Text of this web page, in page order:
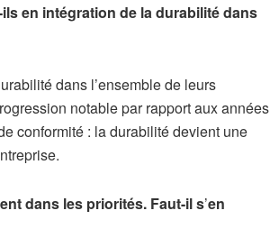
en intégration de la durabilité dans
dans l’ensemble de leurs
notable par rapport aux années
conformité : la durabilité devient une
dans les priorités. Faut-il s’en